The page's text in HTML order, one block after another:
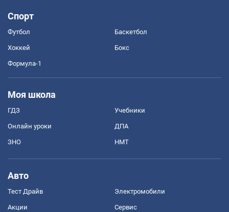
Спорт
Футбол Баскетбол
Хоккей Бокс
Формула-1
Моя школа
ГДЗ Учебники
Онлайн уроки ДПА
ЗНО НМТ
Авто
Тест Драйв Электромобили
Акции Сервис